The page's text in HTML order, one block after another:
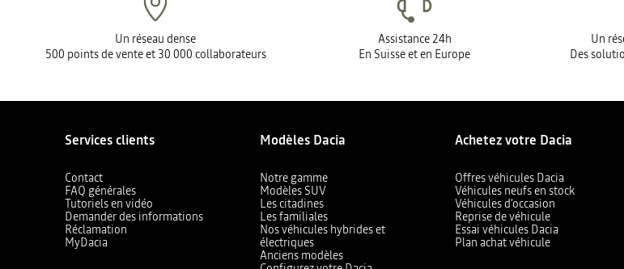
Un réseau dense
500 points de vente et 30 000 collaborateurs
Assistance 24h
En Suisse et en Europe
Un
Des
Services clients
Contact
FAQ générales
Tutoriels en vidéo
Demander des informations
Réclamation
MyDacia
Modèles Dacia
Notre gamme
Modèles SUV
Les citadines
Les familiales
Nos véhicules hybrides et
électriques
Anciens modèles
Achetez votre Dacia
Offres véhicules Dacia
Véhicules neufs en stock
Véhicules d'occasion
Reprise de véhicule
Essai véhicules Dacia
Plan achat véhicule